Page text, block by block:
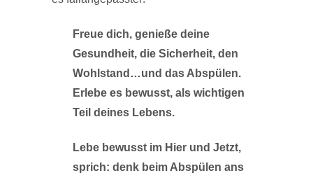
Freue dich, genieße deine
Gesundheit, die Sicherheit, den
Wohlstand…und das Abspülen.
Erlebe es bewusst, als wichtigen
Teil deines Lebens.
Lebe bewusst im Hier und Jetzt,
sprich: denk beim Abspülen ans